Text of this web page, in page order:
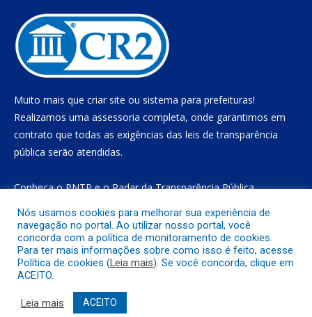
Muito mais que criar site ou sistema para prefeituras!
Realizamos uma assessoria completa, onde garantimos em
contrato que todas as exigências das leis de transparência
pública serão atendidas.
Conheça oPNTPe oRadar da Transparência Pública
Todos os direitos reservados a Prefeitura Municipal de Gurupá
Mapa do Site
Acessar o Webmail
Nós usamos cookies para melhorar sua experiência de
navegação no portal. Ao utilizar nosso portal, você
concorda com a política de monitoramento de cookies.
Para ter mais informações sobre como isso é feito, acesse
Política de cookies (Leia mais). Se você concorda, clique em
ACEITO.
Leia mais ACEITO